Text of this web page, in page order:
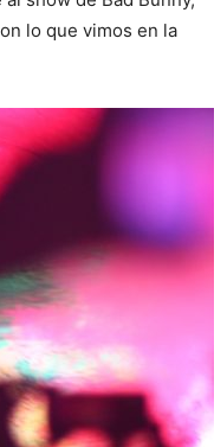
lo que vimos en la